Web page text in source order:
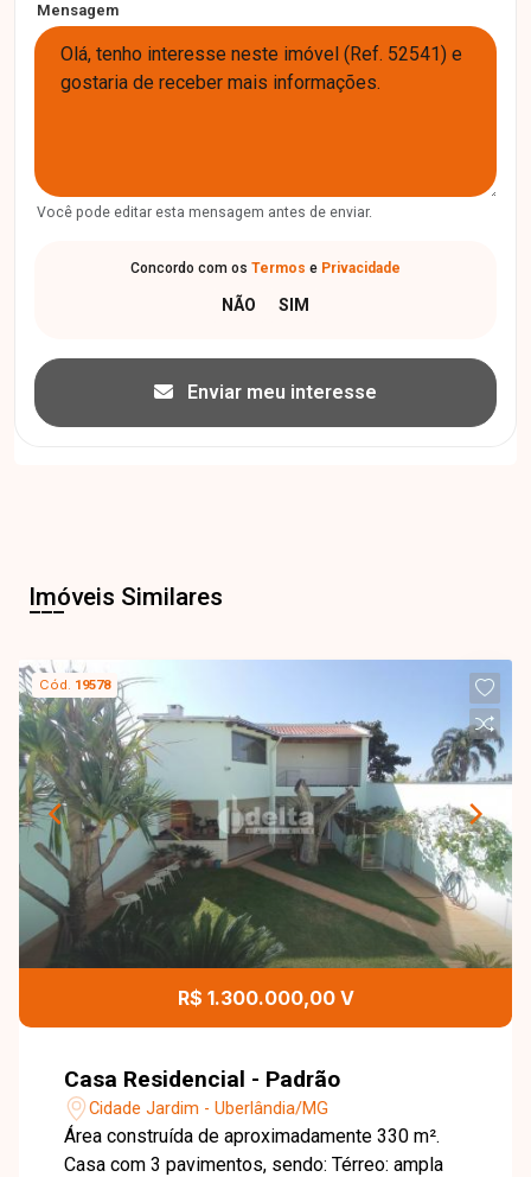
Mensagem
Você pode editar esta mensagem antes de enviar.
Concordo com os Termos e Privacidade
Enviar meu interesse
Imóveis Similares
Cód. 19578
R$ 1.300.000,00 V
Casa Residencial - Padrão
Cidade Jardim - Uberlândia/MG
Área construída de aproximadamente 330 m².
Casa com 3 pavimentos, sendo: Térreo: ampla